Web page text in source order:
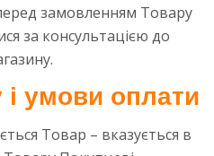
замовленням Товару
за консультацією до
і умови оплати
Товар – вказується в